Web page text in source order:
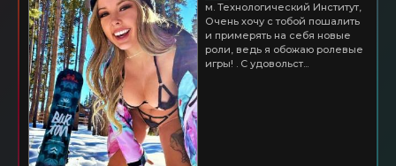
м. Технологический Институт,
Очень хочу с тобой пошалить
и примерять на себя новые
роли, ведь я обожаю ролевые
игры! . С удовольст...